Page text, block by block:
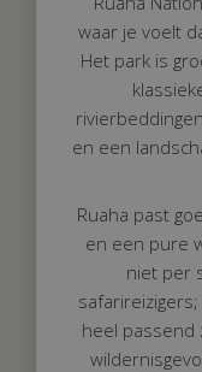
waar je voelt
Het park is
en een
Ruaha past
en een pure
niet per
heel passend